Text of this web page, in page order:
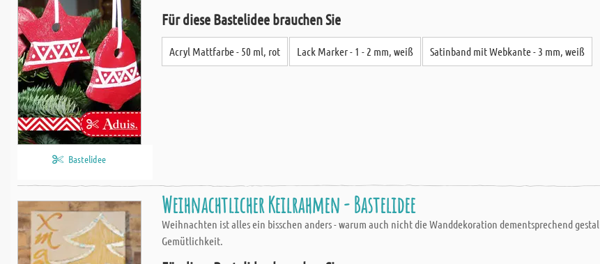
Bastelidee
Für diese Bastelidee brauchen Sie
Acryl Mattfarbe - 50 ml, rot Lack Marker - 1 - 2 mm, weiß Satinband mit Webkante - 3 mm, weiß
Weihnachtlicher Keilrahmen - Bastelidee
Weihnachten ist alles ein bisschen anders - warum auch nicht die Wanddekoration dementsprechend
Gemütlichkeit.